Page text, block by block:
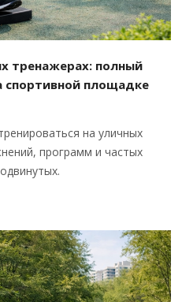
тренажерах: полный
спортивной площадке
на уличных
программ и частых